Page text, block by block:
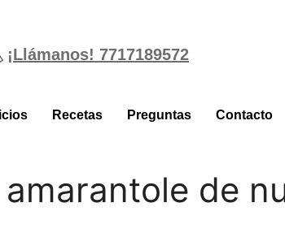
¡Llámanos! 7717189572
Recetas Preguntas Contacto
de